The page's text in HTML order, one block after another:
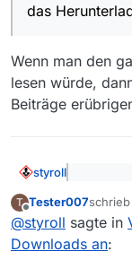
das
Wenn man den
lesen würde,
Beiträge
styroll
fehlt die
das
Wenn
lesen
Beiträge
T
Offline
Tester007schrieb
zuletzt
@styroll sagte in
Downloads an: